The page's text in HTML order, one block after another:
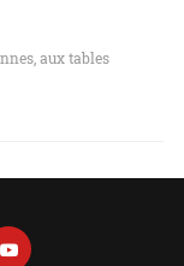
aux tables